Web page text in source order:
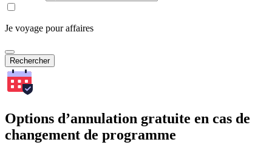
Je voyage pour affaires
Rechercher
Options d’annulation gratuite en cas de
changement de programme